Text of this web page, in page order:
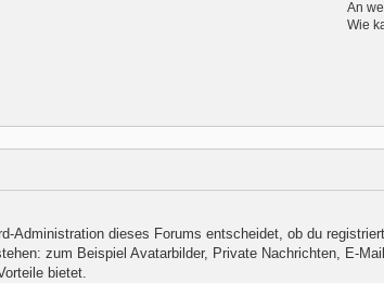
An
Wie
Administration dieses Forums entscheidet, ob du
zum Beispiel Avatarbilder, Private Nachrichten, E-
bietet.